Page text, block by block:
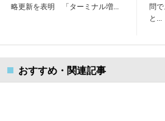
略更新を表明 「ターミナル増...
問
と...
おすすめ・関連記事